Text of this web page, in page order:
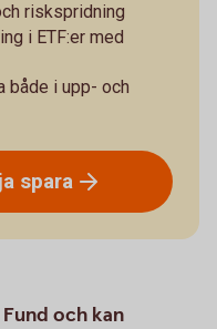
riskspridning
i ETF:er med
både i upp- och
spara
och kan